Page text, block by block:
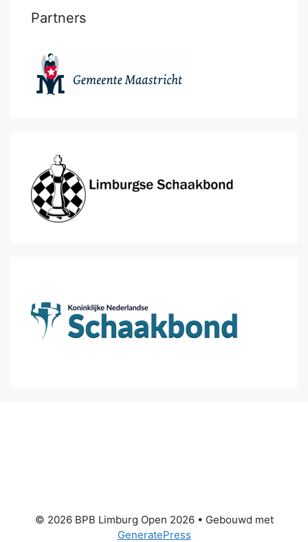
Partners
© 2026 BPB Limburg Open 2026• Gebouwd met
GeneratePress